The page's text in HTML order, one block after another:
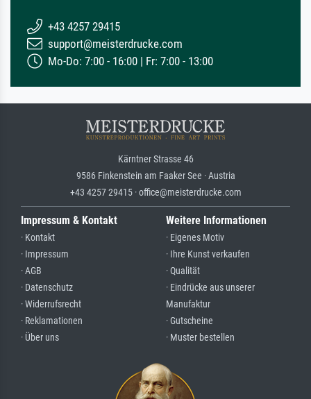
+43 4257 29415
support@meisterdrucke.com
Mo-Do: 7:00 - 16:00 | Fr: 7:00 - 13:00
Kärntner Strasse 46
9586 Finkenstein am Faaker See · Austria
+43 4257 29415 · office@meisterdrucke.com
Impressum & Kontakt
· Kontakt
· Impressum
· AGB
· Datenschutz
· Widerrufsrecht
· Reklamationen
· Über uns
Weitere Informationen
· Eigenes Motiv
· Ihre Kunst verkaufen
· Qualität
· Eindrücke aus unserer
Manufaktur
· Gutscheine
· Muster bestellen